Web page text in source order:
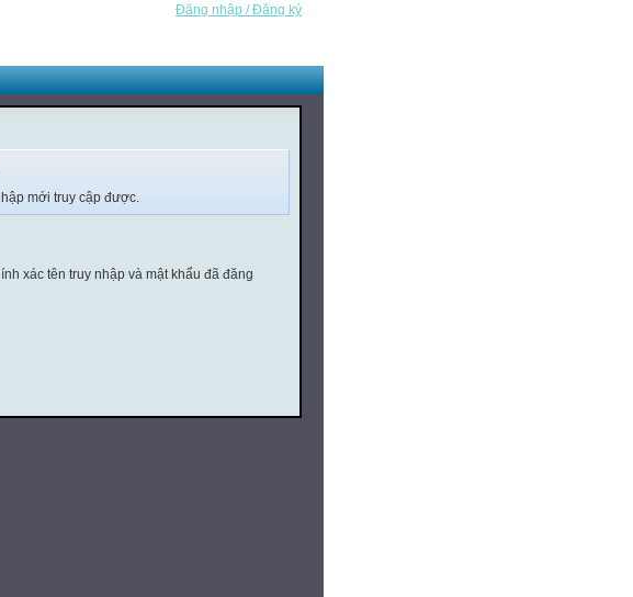
Đăng nhập / Đăng ký
mới truy cập được.
xác tên truy nhập và mật khẩu đã đăng